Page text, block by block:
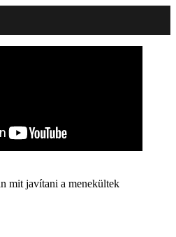
mit javítani a menekültek